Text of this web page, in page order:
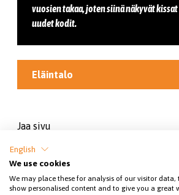
vuosien takaa, joten siinä näkyvät
uudet kodit.
Eläintalo
Jaa sivu
English
We use cookies
We may place these for analysis of our visitor data,
show personalised content and to give you a great